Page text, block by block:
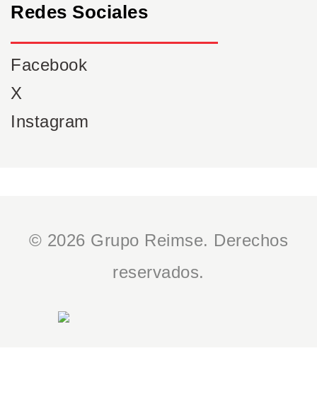
Redes Sociales
Facebook
X
Instagram
© 2026 Grupo Reimse. Derechos
reservados.